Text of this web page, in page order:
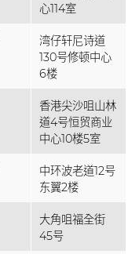
心114室
湾仔轩尼诗道
130号修顿中心
6楼
香港尖沙咀山林
道4号恒贸商业
中心10楼5室
中环波老道12号
东翼2楼
大角咀福全街
45号